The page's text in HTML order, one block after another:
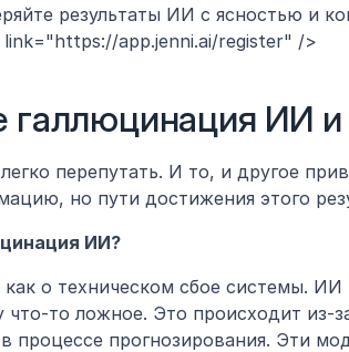
результаты ИИ с ясностью и
link="https://app.jenni.ai/register" />
галлюцинация ИИ
перепутать. И то, и другое
но пути достижения этого
ИИ?
о техническом сбое системы.
что-то ложное. Это происходит из-
процессе прогнозирования. Эти